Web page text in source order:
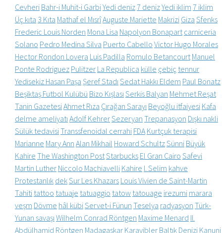
Cevheri Bahr-i Muhit-i GarbiYedi deniz7 denizYedi iklim 7 iklim
Üç kıta 3 Kıta Mathaf el MısrîAuguste Mariette Makrizi Giza Sfenks
Frederic Louis Norden Mona Lisa Napolyon Bonapart carniceria
Solano Pedro Medina Silva Puerto Cabello Victor Hugo Morales
Hector Rondon Lovera Luis Padilla Romulo Betancourt Manuel
Ponte Rodriguez Pulitzer La Republica külle çebiç tennur
Yedisekiz Hasan Paşa Şeref Stadı Sedat Hakkı Eldem Paul Bonatz
Beşiktaş Futbol Kulübü Bizo Kışlası Serkis Balyan Mehmet Reşat
Tanin GazetesiAhmet Rıza Çırağan Sarayı Beyoğlu itfaiyesi Kafa
delme ameliyatı Adolf KehrerSezeryan Trepanasyon Dışkı nakli
Sülük tedavisiTranssfenoidal cerrahi FDA Kurtçuk terapisi
Marianne Mary Ann Alan Mikhail Howard SchultzSünni Büyük
Kahire The Washington PostStarbucks El Gran Cairo Safevi
Martin Luther Niccolo Machiavelli Kahire I. Selim kahve
Protestanlık dekSur Les Khazars Louis Vivien de Saint-Martin
Tahiti tattoo tatuaje tatuaggio tatow tatouage irezumi marara
veşm Dövme hâl kübiServet-i Fünun Teselya radyasyon Türk-
Yunan savaşı Wilhelm Conrad Röntgen Maxime Menard II.
Abdülhamid Röntgen Madagaskar Karayibler Baltık Denizi Kanuni